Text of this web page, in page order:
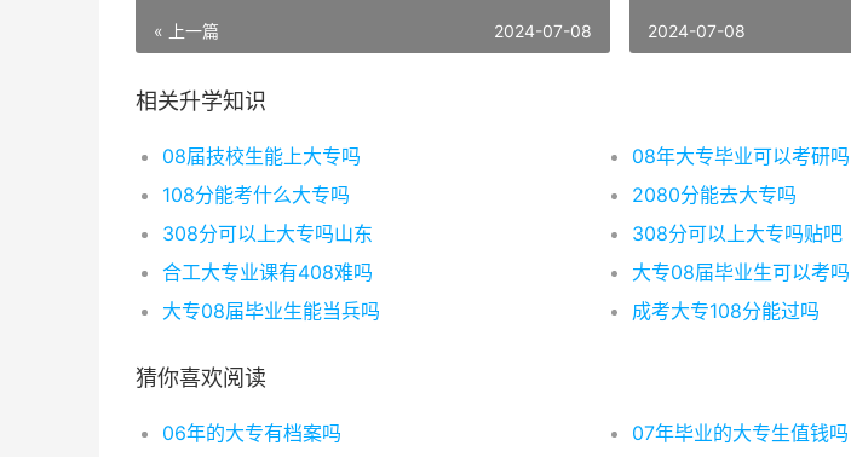
« 上一篇 2024-07-08 2024-07-08
相关升学知识
08届技校生能上大专吗
08年大专毕业可以考研吗
108分能考什么大专吗
2080分能去大专吗
308分可以上大专吗山东
308分可以上大专吗贴吧
合工大专业课有408难吗
大专08届毕业生可以考吗
大专08届毕业生能当兵吗
成考大专108分能过吗
猜你喜欢阅读
06年的大专有档案吗 07年毕业的大专生值钱吗